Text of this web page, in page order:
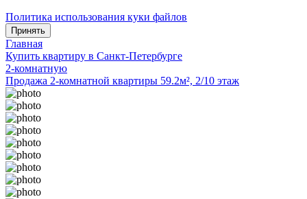
Политика использования куки файлов
Принять
Главная
Купить квартиру в Санкт-Петербурге
2-комнатную
Продажа 2-комнатной квартиры 59.2м², 2/10 этаж